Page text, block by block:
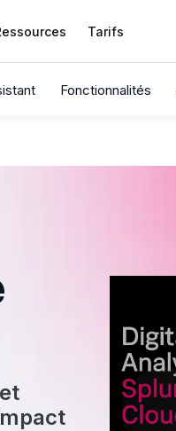
Tarifs
Fonctionnalités